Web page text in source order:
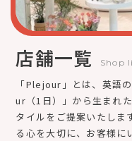
店舗一覧 Shop
「Plejour」とは、英語
ur（1日）」から生まれ
タイルをご提案いたしま
る心を大切に、お客様に